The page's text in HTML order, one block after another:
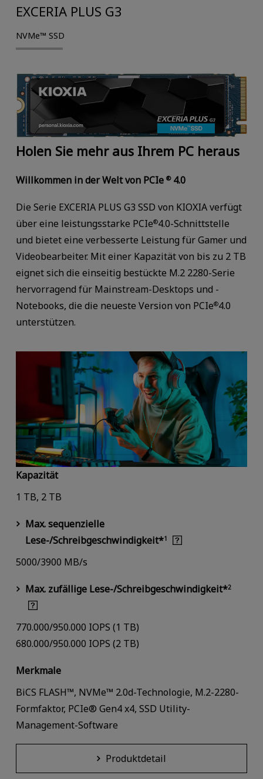
EXCERIA PLUS G3
NVMe™ SSD
Holen Sie mehr aus Ihrem PC heraus
Willkommen in der Welt von PCIe ®4.0
Die Serie EXCERIA PLUS G3 SSD von KIOXIA verfügt
über eine leistungsstarke PCIe®4.0-Schnittstelle
und bietet eine verbesserte Leistung für Gamer und
Videobearbeiter. Mit einer Kapazität von bis zu 2 TB
eignet sich die einseitig bestückte M.2 2280-Serie
hervorragend für Mainstream-Desktops und -
Notebooks, die die neueste Version von PCIe®4.0
unterstützen.
Kapazität
1 TB, 2 TB
Max. sequenzielle
Lese-/Schreibgeschwindigkeit*1
5000/3900 MB/s
Max. zufällige Lese-/Schreibgeschwindigkeit*2
770.000/950.000 IOPS (1 TB)
680.000/950.000 IOPS (2 TB)
Merkmale
BiCS FLASH™, NVMe™ 2.0d-Technologie, M.2-2280-
Formfaktor, PCIe® Gen4 x4, SSD Utility-
Management-Software
Produktdetail